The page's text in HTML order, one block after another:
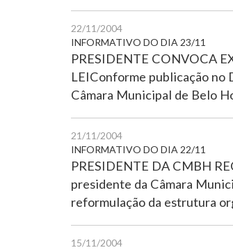
22/11/2004
INFORMATIVO DO DIA 23/11
PRESIDENTE CONVOCA
LEIConforme publicação
Câmara Municipal de Belo
21/11/2004
INFORMATIVO DO DIA 22/11
PRESIDENTE DA CMBH
presidente da Câmara
reformulação da estrutura
15/11/2004